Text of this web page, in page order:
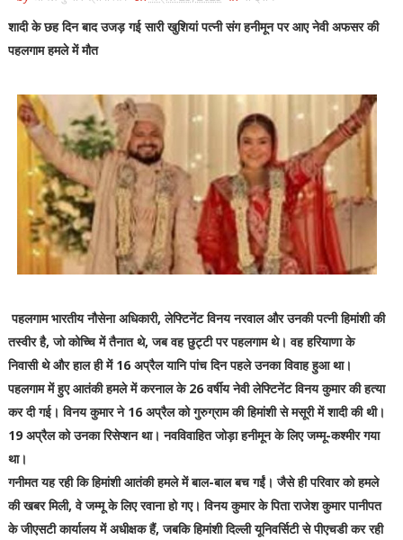
शादी के छह दिन बाद उजड़ गई सारी खुशियां पत्नी संग हनीमून पर आए नेवी अफसर की
पहलगाम हमले में मौत
पहलगाम भारतीय नौसेना अधिकारी, लेफ्टिनेंट विनय नरवाल और उनकी पत्नी हिमांशी की
तस्वीर है, जो कोच्चि में तैनात थे, जब वह छुट्टी पर पहलगाम थे। वह हरियाणा के
निवासी थे और हाल ही में 16 अप्रैल यानि पांच दिन पहले उनका विवाह हुआ था।
पहलगाम में हुए आतंकी हमले में करनाल के 26 वर्षीय नेवी लेफ्टिनेंट विनय कुमार की हत्या
कर दी गई। विनय कुमार ने 16 अप्रैल को गुरुग्राम की हिमांशी से मसूरी में शादी की थी।
19 अप्रैल को उनका रिसेप्शन था। नवविवाहित जोड़ा हनीमून के लिए जम्मू-कश्मीर गया
था।
गनीमत यह रही कि हिमांशी आतंकी हमले में बाल-बाल बच गईं। जैसे ही परिवार को हमले
की खबर मिली, वे जम्मू के लिए रवाना हो गए। विनय कुमार के पिता राजेश कुमार पानीपत
के जीएसटी कार्यालय में अधीक्षक हैं, जबकि हिमांशी दिल्ली यूनिवर्सिटी से पीएचडी कर रही